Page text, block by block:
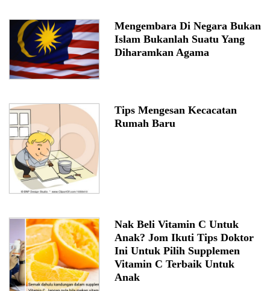
Mengembara Di Negara Bukan
Islam Bukanlah Suatu Yang
Diharamkan Agama
Tips Mengesan Kecacatan
Rumah Baru
Nak Beli Vitamin C Untuk
Anak? Jom Ikuti Tips Doktor
Ini Untuk Pilih Supplemen
Vitamin C Terbaik Untuk
Anak